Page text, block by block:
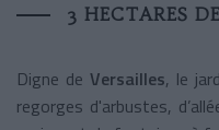
3 HECTARES
Digne de Versailles, le
regorges d'arbustes,